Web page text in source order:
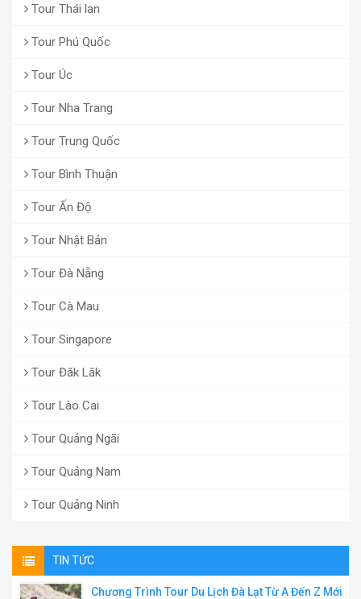
Tour Thái lan
Tour Phú Quốc
Tour Úc
Tour Nha Trang
Tour Trung Quốc
Tour Bình Thuận
Tour Ấn Độ
Tour Nhật Bản
Tour Đà Nẵng
Tour Cà Mau
Tour Singapore
Tour Đăk Lăk
Tour Lào Cai
Tour Quảng Ngãi
Tour Quảng Nam
Tour Quảng Ninh
TIN TỨC
Chương Trình Tour Du Lịch Đà Lạt Từ A Đến Z Mới